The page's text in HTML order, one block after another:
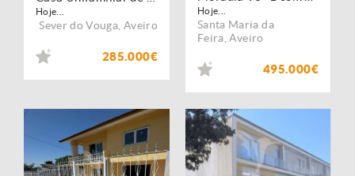
Hoje...
Sever do Vouga Aveiro
285.000€
Hoje...
Santa Maria da
Feira ,Aveiro
495.000€